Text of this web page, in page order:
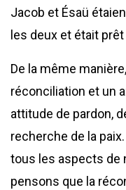
Jacob et Ésaü
les deux et était
De la même
réconciliation et un
attitude de pardon,
recherche de la
tous les aspects de
pensons que la